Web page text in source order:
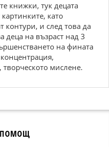
книжки, тук децата
като
контури, и след това да
деца на възраст над 3
на фината
творческото мислене.
ПОМОЩ